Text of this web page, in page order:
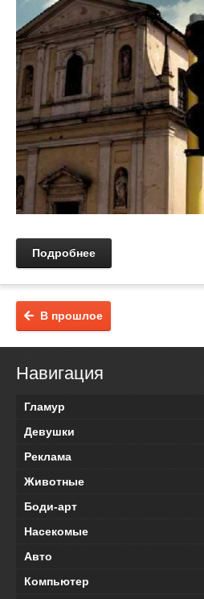
Подробнее
В прошлое
Навигация
Гламур
Девушки
Реклама
Животные
Боди-арт
Насекомые
Авто
Компьютер